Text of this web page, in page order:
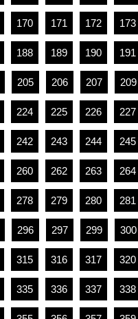
170 171 172 173
188 189 190 191
205 206 207 209
224 225 226 227
242 243 244 245
260 262 263 264
278 279 280 281
296 297 299 300
315 316 317 320
335 336 337 338